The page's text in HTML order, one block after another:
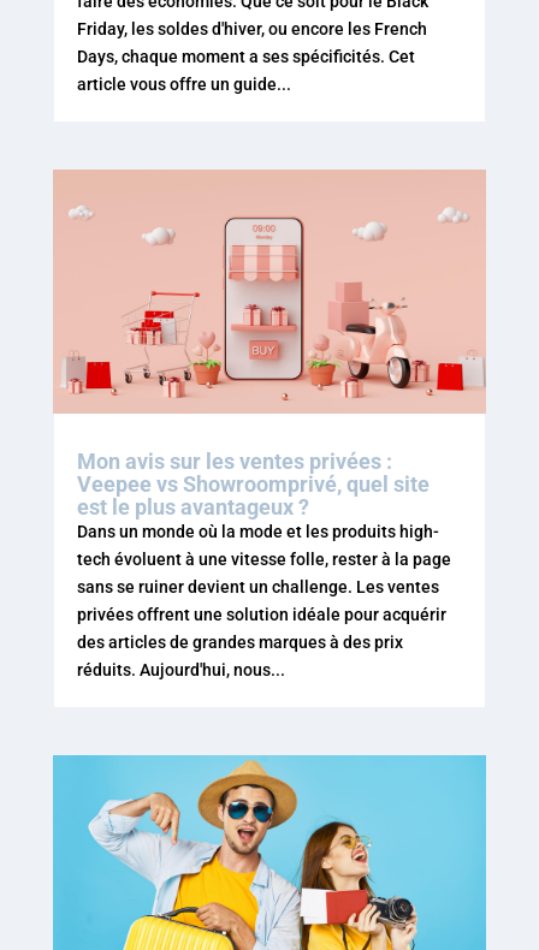
Friday, les soldes d'hiver, ou encore les French
Days, chaque moment a ses spécificités. Cet
article vous offre un guide...
Mon avis sur les ventes privées :
Veepee vs Showroomprivé, quel site
est le plus avantageux ?
Dans un monde où la mode et les produits high-
tech évoluent à une vitesse folle, rester à la page
sans se ruiner devient un challenge. Les ventes
privées offrent une solution idéale pour acquérir
des articles de grandes marques à des prix
réduits. Aujourd'hui, nous...